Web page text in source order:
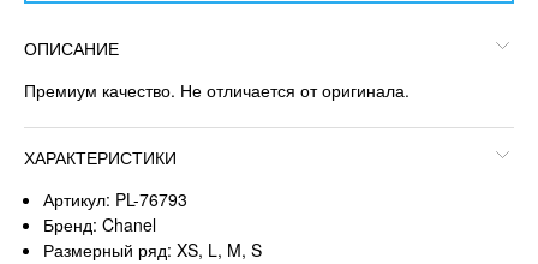
ОПИСАНИЕ
Премиум качество. Не отличается от оригинала.
ХАРАКТЕРИСТИКИ
Артикул: PL-76793
Бренд: Chanel
Размерный ряд: XS, L, M, S